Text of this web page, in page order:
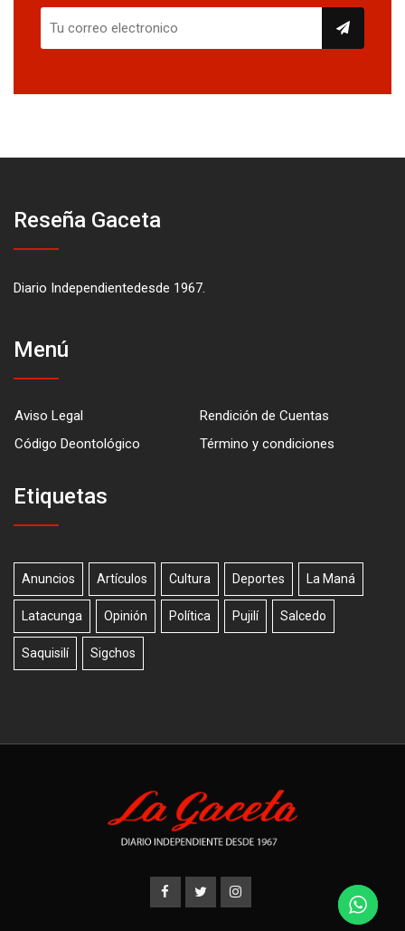
Reseña Gaceta
Diario Independientedesde 1967.
Menú
Aviso Legal
Rendición de Cuentas
Código Deontológico
Término y condiciones
Etiquetas
Anuncios Artículos Cultura Deportes La Maná
Latacunga Opinión Política Pujilí Salcedo
Saquisilí Sigchos